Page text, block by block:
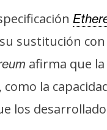
sustitución
afirma que
la
los